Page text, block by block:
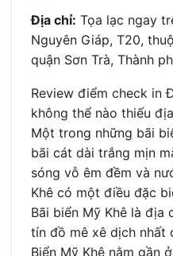
Địa chỉ: Tọa lạc ngay
Nguyên Giáp, T20,
quận Sơn Trà, Thành
Review điểm check in
không thể nào thiếu
Một trong những bãi
bãi cát dài trắng mịn
sóng vỗ êm đềm và
Khê có một điều đặc
Bãi biển Mỹ Khê là địa
tín đồ mê xê dịch nhất
Biển Mỹ Khê nằm gần